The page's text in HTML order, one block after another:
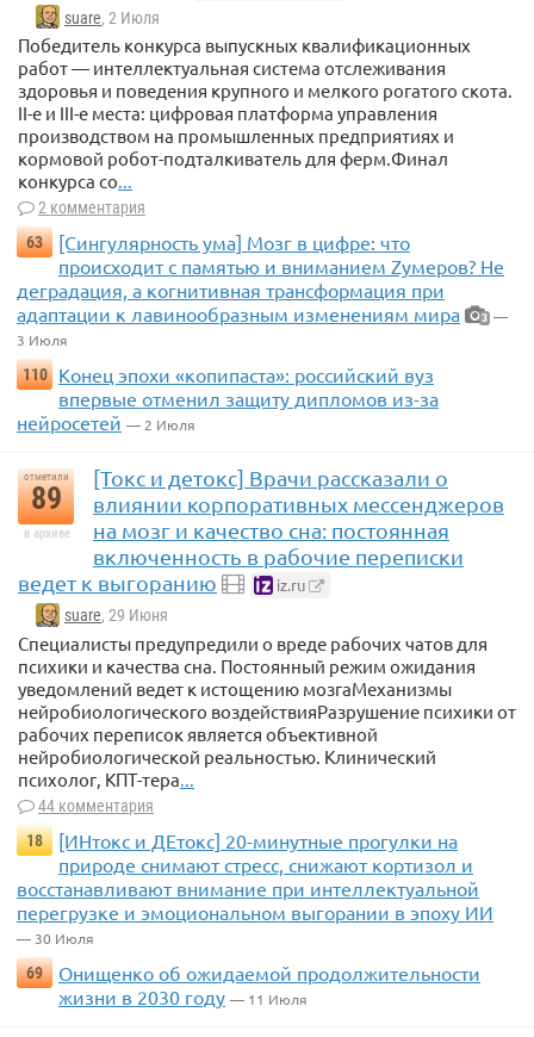
suare, 2 Июля
Победитель конкурса выпускных квалификационных
работ — интеллектуальная система отслеживания
здоровья и поведения крупного и мелкого рогатого скота.
II-e и III-е места: цифровая платформа управления
производством на промышленных предприятиях и
кормовой робот-подталкиватель для ферм.Финал
конкурса со...
2 комментария
63
[Сингулярность ума] Мозг в цифре: что
происходит с памятью и вниманием Zумеров? Не
деградация, а когнитивная трансформация при
адаптации к лавинообразным изменениям мира
3 —
3 Июля
110
Конец эпохи «копипаста»: российский вуз
впервые отменил защиту дипломов из-за
нейросетей — 2 Июля
отметили
89
в архиве
[Токс и детокс] Врачи рассказали о
влиянии корпоративных мессенджеров
на мозг и качество сна: постоянная
включенность в рабочие переписки
ведет к выгоранию
iz.ru
suare, 29 Июня
Специалисты предупредили о вреде рабочих чатов для
психики и качества сна. Постоянный режим ожидания
уведомлений ведет к истощению мозгаМеханизмы
нейробиологического воздействияРазрушение психики от
рабочих переписок является объективной
нейробиологической реальностью. Клинический
психолог, КПТ-тера
44 комментария
18
[ИНтокс и ДЕтокс] 20-минутные прогулки на
природе снимают стресс, снижают кортизол и
восстанавливают внимание при интеллектуальной
перегрузке и эмоциональном выгорании в эпоху ИИ
— 30 Июля
69
Онищенко об ожидаемой продолжительности
жизни в 2030 году — 11 Июля